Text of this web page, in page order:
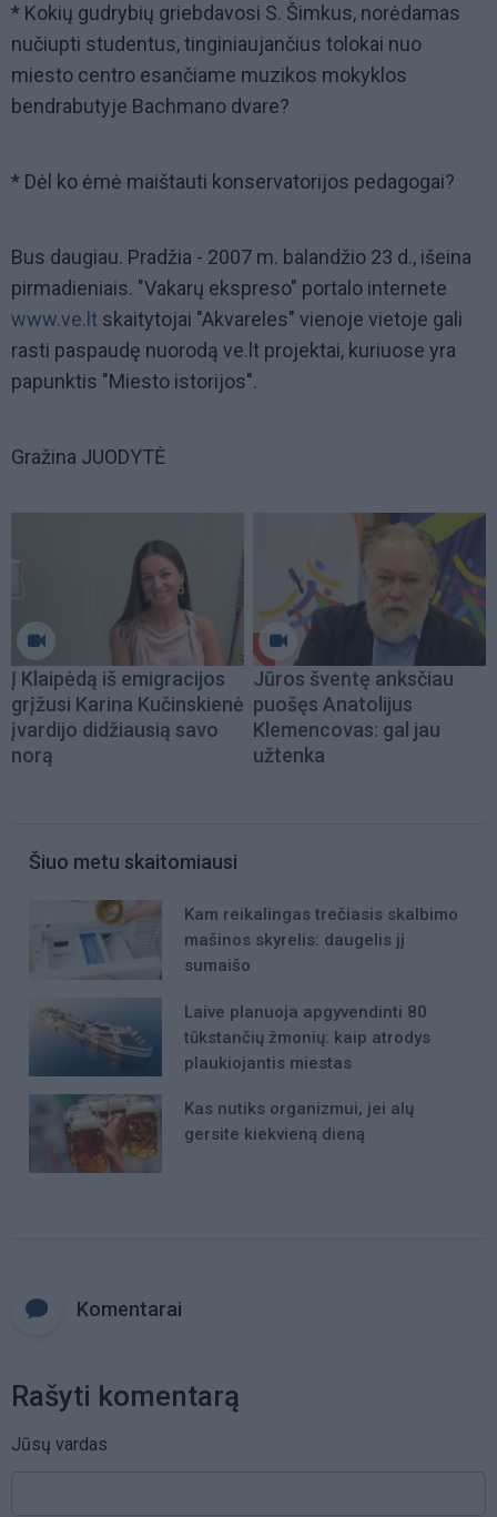
* Kokių gudrybių griebdavosi S. Šimkus, norėdamas
nučiupti studentus, tinginiaujančius tolokai nuo
miesto centro esančiame muzikos mokyklos
bendrabutyje Bachmano dvare?
* Dėl ko ėmė maištauti konservatorijos pedagogai?
Bus daugiau. Pradžia - 2007 m. balandžio 23 d., išeina
pirmadieniais. "Vakarų ekspreso" portalo internete
www.ve.lt skaitytojai "Akvareles" vienoje vietoje gali
rasti paspaudę nuorodą ve.lt projektai, kuriuose yra
papunktis "Miesto istorijos".
Gražina JUODYTĖ
Į Klaipėdą iš emigracijos
grįžusi Karina Kučinskienė
įvardijo didžiausią savo
norą
Jūros šventę anksčiau
puošęs Anatolijus
Klemencovas: gal jau
užtenka
Šiuo metu skaitomiausi
Kam reikalingas trečiasis skalbimo
mašinos skyrelis: daugelis jį
sumaišo
Laive planuoja apgyvendinti 80
tūkstančių žmonių: kaip atrodys
plaukiojantis miestas
Kas nutiks organizmui, jei alų
gersite kiekvieną dieną
Komentarai
Rašyti komentarą
Jūsų vardas